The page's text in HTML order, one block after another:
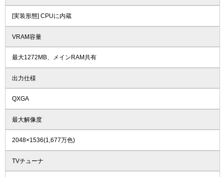
[実装形態] CPUに内蔵
VRAM容量
最大1272MB、メインRAM共有
出力仕様
QXGA
最大解像度
2048×1536(1,677万色)
TVチューナ